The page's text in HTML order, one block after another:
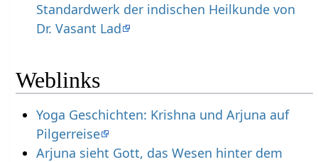
Standardwerk der indischen Heilkunde von
Dr. Vasant Lad
Weblinks
Yoga Geschichten: Krishna und Arjuna auf
Pilgerreise
Arjuna sieht Gott, das Wesen hinter dem